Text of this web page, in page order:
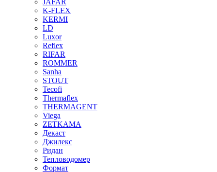
K-FLEX
KERMI
LD
Luxor
Reflex
RIFAR
ROMMER
Sanha
STOUT
Tecofi
Thermaflex
THERMAGENT
Viega
ZETKAMA
Декаст
Джилекс
Ридан
Тепловодомер
Формат